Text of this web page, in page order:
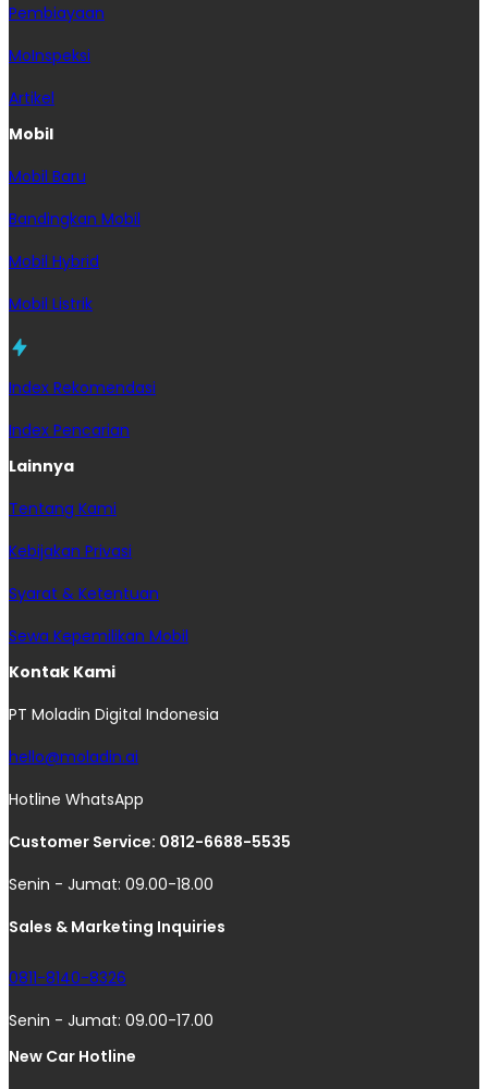
Pembiayaan
MoInspeksi
Artikel
Mobil
Mobil Baru
Bandingkan Mobil
Mobil Hybrid
Mobil Listrik
Index Rekomendasi
Index Pencarian
Lainnya
Tentang Kami
Kebijakan Privasi
Syarat & Ketentuan
Sewa Kepemilikan Mobil
Kontak Kami
PT Moladin Digital Indonesia
hello@moladin.ai
Hotline WhatsApp
Customer Service: 0812-6688-5535
Senin - Jumat: 09.00-18.00
Sales & Marketing Inquiries
0811-8140-8326
Senin - Jumat: 09.00-17.00
New Car Hotline